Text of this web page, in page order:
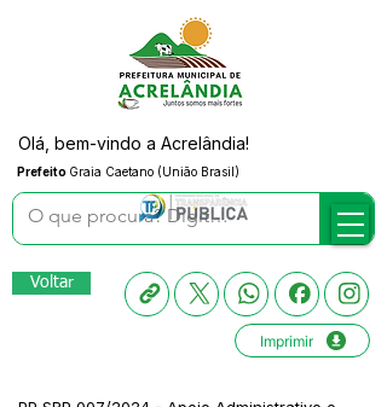
Prefeito Graia Caetano (União Brasil)
Olá, bem-vindo a Acrelândia!
Voltar
Imprimir